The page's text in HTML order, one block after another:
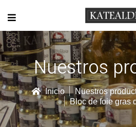
Nuestros
Inicio Nuestros
Bloc de foie gras